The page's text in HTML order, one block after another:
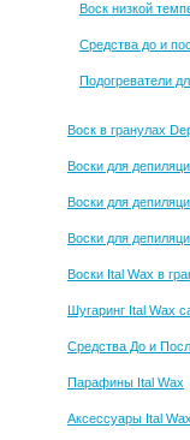
Воск низкой
Средства до и
Подогреватели
Воск в гранулах
Воски для
Воски для
Воски для
Воски Ital Wax в
Шугаринг Ital Wax
Средства До и
Парафины Ital Wax
Аксессуары Ital Wax